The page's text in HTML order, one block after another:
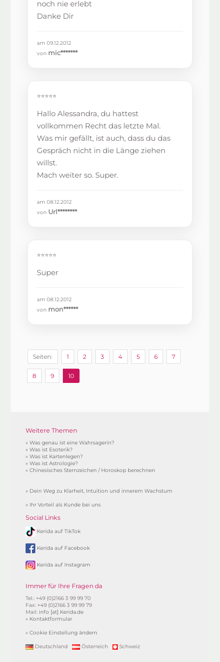
noch nie erlebt
Danke Dir
am 09.12.2012
von mic*******
⭐⭐⭐⭐⭐
Hallo Alessandra, du hattest
vollkommen Recht das letzte Mal.
Was mir gefällt, ist auch, dass du das
Gespräch nicht in die Länge ziehen
willst.
Mach weiter so. Super.
am 08.12.2012
von Url********
⭐⭐⭐⭐⭐
Super
am 08.12.2012
von mon******
Seiten: 1 2 3 4 5 6 7
8 9 10
Weitere Themen
»Was genau ist eine Wahrsagerin?
»Was ist Esoterik?
»Was ist Kartenlegen?
»Was ist Astrologie?
»Chinesisches Sternzeichen / Horoskop berechnen
» Dein Weg zu Klarheit, Intuition und innerem Wachstum
» Ihr Vorteil als Kunde bei uns
Social Links
Kerida auf TikTok
Kerida auf Facebook
Kerida auf Instagram
Immer für Ihre Fragen da
Tel.: +49 (0)2166 3 99 99 70
Fax: +49 (0)2166 3 99 99 79
Mail: info [at] Kerida.de
» Kontaktformular
»Cookie Einstellung ändern
Deutschland Österreich Schweiz